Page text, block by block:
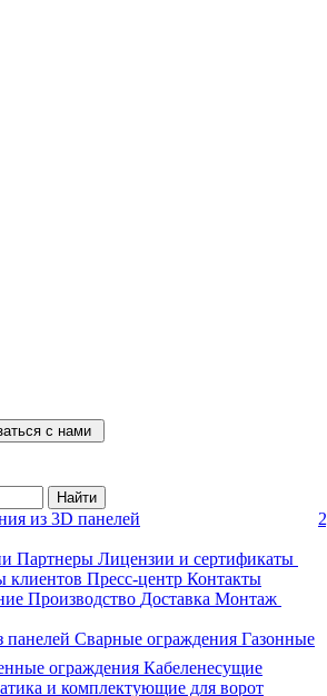
с нами
Найти
из 3D панелей
Партнеры Лицензии и сертификаты
клиентов Пресс-центр Контакты
Производство Доставка Монтаж
панелей Сварные ограждения Газонные
ограждения Кабеленесущие
и комплектующие для ворот